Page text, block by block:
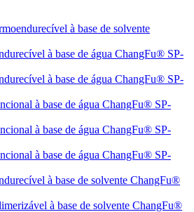
à base de solvente
à base de água ChangFu® SP-
à base de água ChangFu® SP-
à base de água ChangFu® SP-
à base de água ChangFu® SP-
à base de água ChangFu® SP-
à base de solvente ChangFu®
à base de solvente ChangFu®